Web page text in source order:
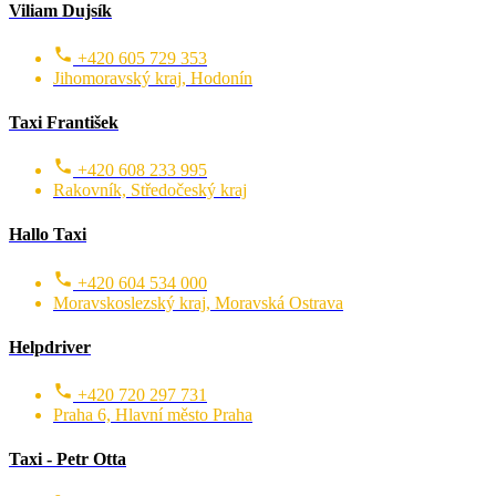
Viliam Dujsík
+420 605 729 353
Jihomoravský kraj, Hodonín
Taxi František
+420 608 233 995
Rakovník, Středočeský kraj
Hallo Taxi
+420 604 534 000
Moravskoslezský kraj, Moravská Ostrava
Helpdriver
+420 720 297 731
Praha 6, Hlavní město Praha
Taxi - Petr Otta